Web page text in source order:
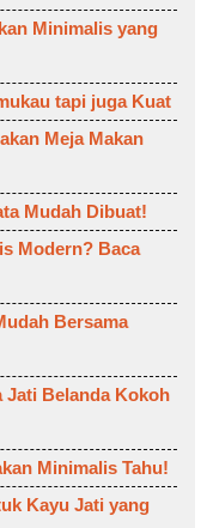
Minimalis yang
tapi juga Kuat
Meja Makan
Mudah Dibuat!
Modern? Baca
Bersama
Jati Belanda Kokoh
Minimalis Tahu!
Kayu Jati yang